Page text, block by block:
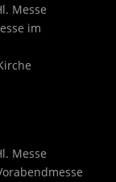
Messe
im
Messe